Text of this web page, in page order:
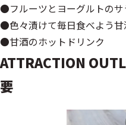
●フルーツとヨーグルトのサ
●色々漬けて毎日食べよう甘
●甘酒のホットドリンク
ATTRACTION
要